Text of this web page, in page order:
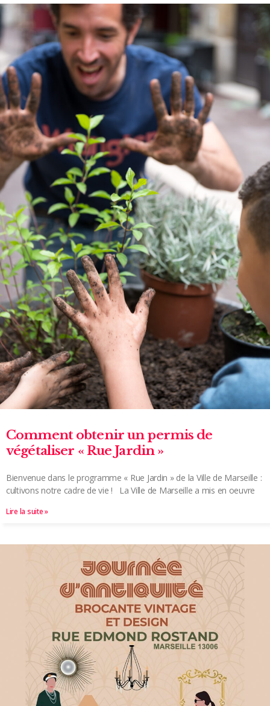
Comment obtenir un permis de
végétaliser « Rue Jardin »
Bienvenue dans le programme « Rue Jardin » de la Ville de Marseille :
cultivons notre cadre de vie ! La Ville de Marseille a mis en oeuvre
Lire la suite »